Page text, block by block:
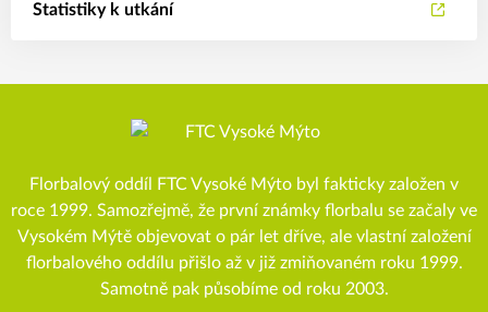
Statistiky k utkání
Florbalový oddíl FTC Vysoké Mýto byl fakticky založen v
roce 1999. Samozřejmě, že první známky florbalu se začaly ve
Vysokém Mýtě objevovat o pár let dříve, ale vlastní založení
florbalového oddílu přišlo až v již zmiňovaném roku 1999.
Samotně pak působíme od roku 2003.